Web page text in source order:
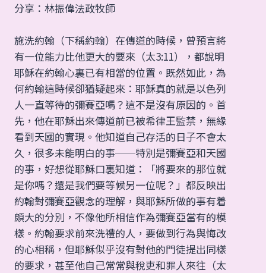
分享：林振偉法政牧師
施洗約翰（下稱約翰）在傳道的時候，曾預言將
有一位能力比他更大的要來（太3:11），都說明
耶穌在約翰心裏已有相當的位置。既然如此，為
何約翰這時候卻猶疑起來：耶穌真的就是以色列
人一直等待的彌賽亞嗎？這不是沒有原因的。首
先，他在耶穌出來傳道前已被希律王監禁，無緣
看到天國的實現。他知道自己存活的日子不會太
久，很多未能明白的事──特別是彌賽亞和天國
的事，好想從耶穌口裏知道：「將要來的那位就
是你嗎？還是我們要等候另一位呢？」都反映出
約翰對彌賽亞觀念的理解，與耶穌所做的事有着
頗大的分別，不像他所相信作為彌賽亞當有的模
樣。約翰要求前來洗禮的人，要做到行為與悔改
的心相稱，但耶穌似乎沒有對他的門徒提出同樣
的要求，甚至他自己常常與稅吏和罪人來往（太